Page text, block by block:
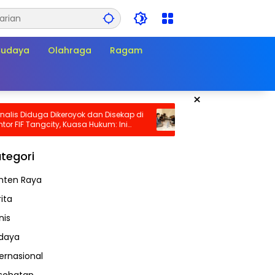
Olahraga Ragam
×
Dikeroyok dan Disekap di
Tangcity, Kuasa Hukum: Ini
Penganiayaan, Tapi
PHK Empat Pengurus KSPN di
Industry Disorot, Diduga
dengan Perlindungan Hak
Raya